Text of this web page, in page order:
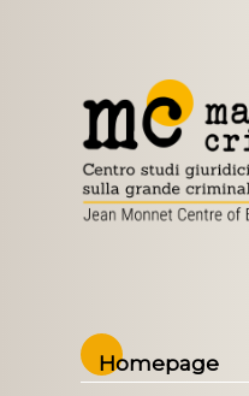
Homepage